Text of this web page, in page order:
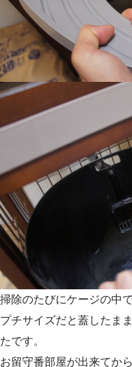
掃除のたびにケージの中
プチサイズだと蓋したま
たです。
お留守番部屋が出来てか